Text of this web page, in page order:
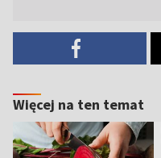
Więcej na ten temat